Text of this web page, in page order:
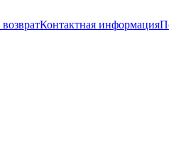
Контактная информация